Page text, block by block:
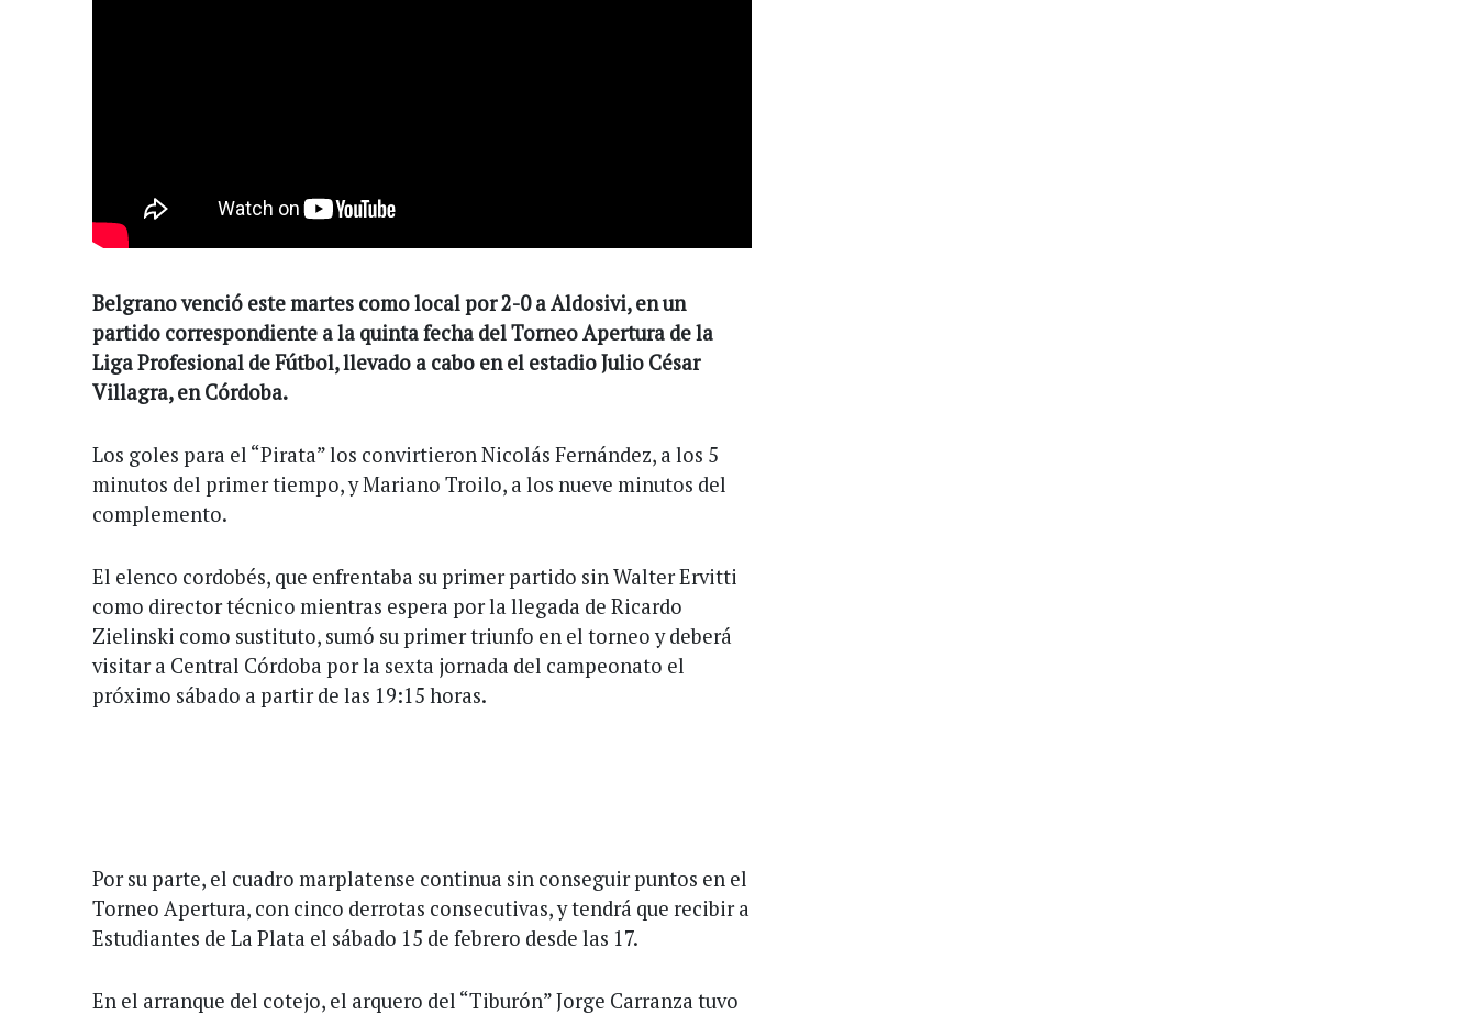
Belgrano venció este martes como local por 2-0 a Aldosivi, en un
partido correspondiente a la quinta fecha del Torneo Apertura de la
Liga Profesional de Fútbol, llevado a cabo en el estadio Julio César
Villagra, en Córdoba.
Los goles para el “Pirata” los convirtieron Nicolás Fernández, a los 5
minutos del primer tiempo, y Mariano Troilo, a los nueve minutos del
complemento.
El elenco cordobés, que enfrentaba su primer partido sin Walter Ervitti
como director técnico mientras espera por la llegada de Ricardo
Zielinski como sustituto, sumó su primer triunfo en el torneo y deberá
visitar a Central Córdoba por la sexta jornada del campeonato el
próximo sábado a partir de las 19:15 horas.
Por su parte, el cuadro marplatense continua sin conseguir puntos en el
Torneo Apertura, con cinco derrotas consecutivas, y tendrá que recibir a
Estudiantes de La Plata el sábado 15 de febrero desde las 17.
En el arranque del cotejo, el arquero del “Tiburón” Jorge Carranza tuvo